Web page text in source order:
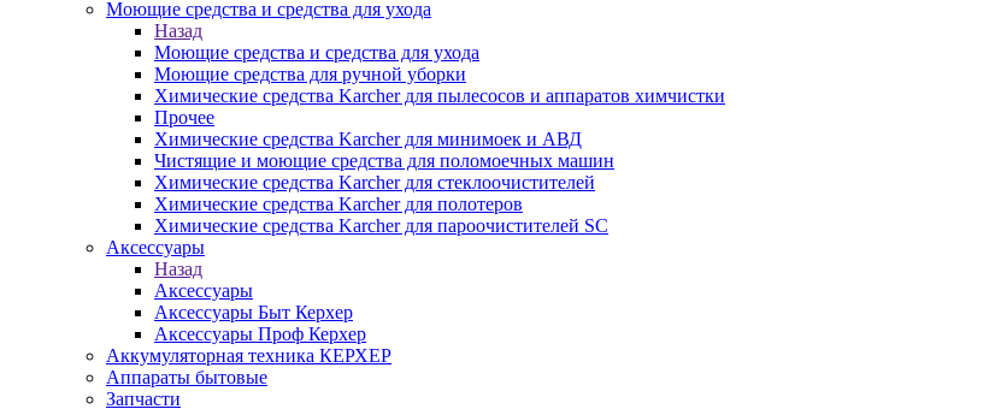
Моющие средства и средства для ухода
Назад
Моющие средства и средства для ухода
Моющие средства для ручной уборки
Химические средства Karcher для пылесосов и аппаратов химчистки
Прочее
Химические средства Karcher для минимоек и АВД
Чистящие и моющие средства для поломоечных машин
Химические средства Karcher для стеклоочистителей
Химические средства Karcher для полотеров
Химические средства Karcher для пароочистителей SC
Аксессуары
Назад
Аксессуары
Аксессуары Быт Керхер
Аксессуары Проф Керхер
Аккумуляторная техника КЕРХЕР
Аппараты бытовые
Запчасти